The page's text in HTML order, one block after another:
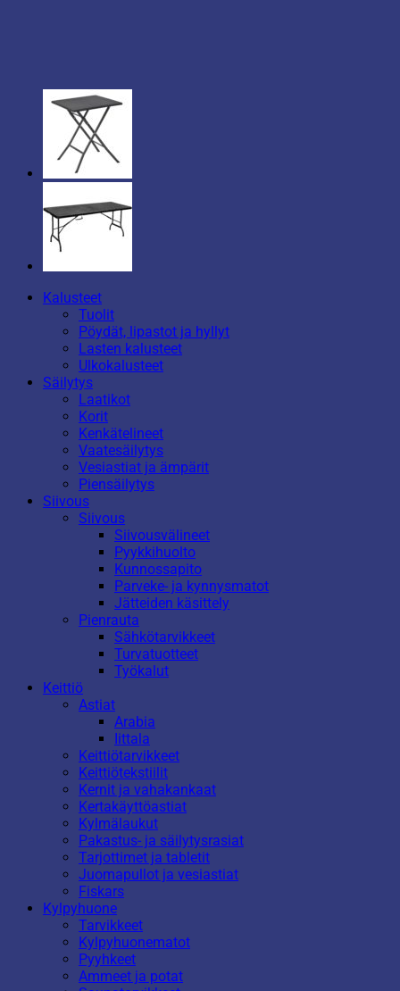
Kalusteet
Tuolit
Pöydät, lipastot ja hyllyt
Lasten kalusteet
Ulkokalusteet
Säilytys
Laatikot
Korit
Kenkätelineet
Vaatesäilytys
Vesiastiat ja ämpärit
Piensäilytys
Siivous
Siivous
Siivousvälineet
Pyykkihuolto
Kunnossapito
Parveke- ja kynnysmatot
Jätteiden käsittely
Pienrauta
Sähkötarvikkeet
Turvatuotteet
Työkalut
Keittiö
Astiat
Arabia
Iittala
Keittiötarvikkeet
Keittiötekstiilit
Kernit ja vahakankaat
Kertakäyttöastiat
Kylmälaukut
Pakastus- ja säilytysrasiat
Tarjottimet ja tabletit
Juomapullot ja vesiastiat
Fiskars
Kylpyhuone
Tarvikkeet
Kylpyhuonematot
Pyyhkeet
Ammeet ja potat